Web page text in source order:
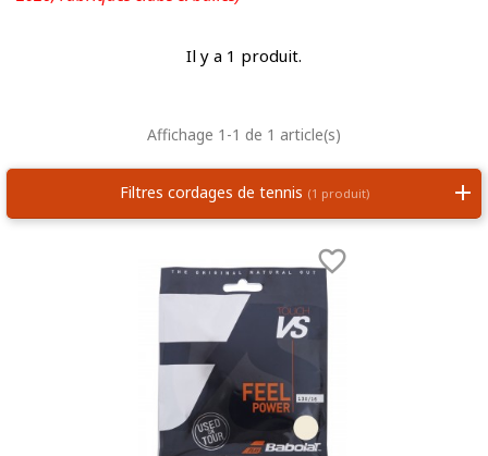
Il y a 1 produit.
Affichage 1-1 de 1 article(s)
Filtres cordages de tennis (1 produit)
